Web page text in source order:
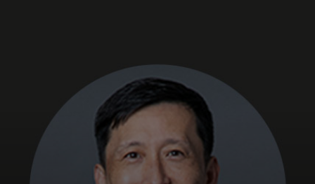
Untuk bisnis
Untuk dunia
Untuk inovator